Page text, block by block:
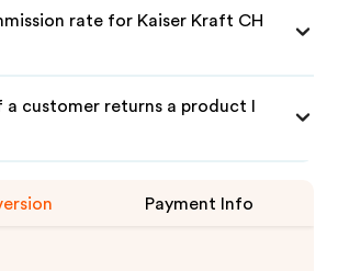
rate for Kaiser Kraft CH
a customer returns a product I
Payment Info